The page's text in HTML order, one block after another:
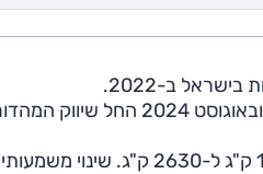
ב-2023 עבר הרכב מסכת חידושים משמעותית, גם כדי להתאימו לתקינה האירופאית, ובאוגוסט 2024
שלא כרגיל במתיחת פנים, האורך גדל ב-10 ס"מ ל-497 ס"מ, ומשקל הרכב עלה ב-141 ק"ג ל-2630